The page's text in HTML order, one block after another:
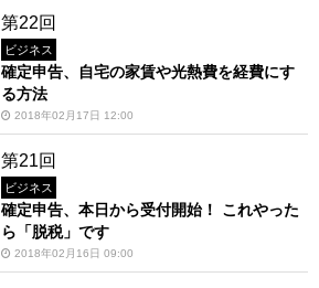
第22回
ビジネス
確定申告、自宅の家賃や光熱費を経費にす
る方法
2018年02月17日 12:00
第21回
ビジネス
確定申告、本日から受付開始！ これやった
ら「脱税」です
2018年02月16日 09:00